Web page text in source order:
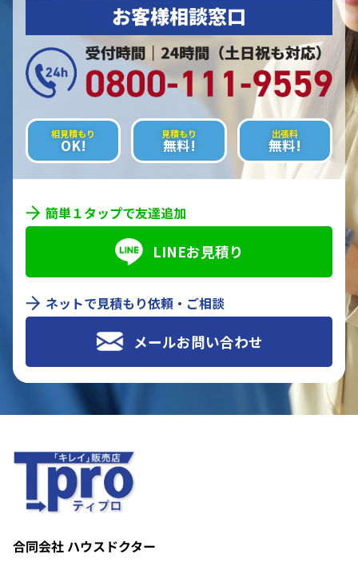
お客様相談窓口
相見積もり
OK!
見積もり
無料!
出張料
無料!
簡単１タップで友達追加
LINEお見積り
ネットで見積もり依頼・ご相談
メールお問い合わせ
合同会社 ハウスドクター